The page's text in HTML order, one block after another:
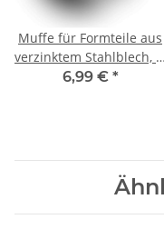
Muffe für Formteile aus
verzinktem Stahlblech, Ø
315 mm, Lüftung
6,99 € *